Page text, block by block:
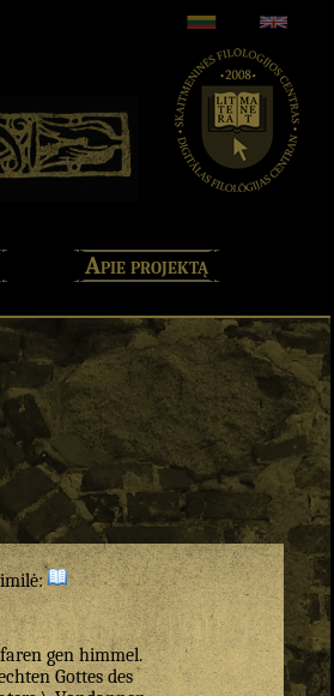
Apie projektą
gen himmel.
Gottes des